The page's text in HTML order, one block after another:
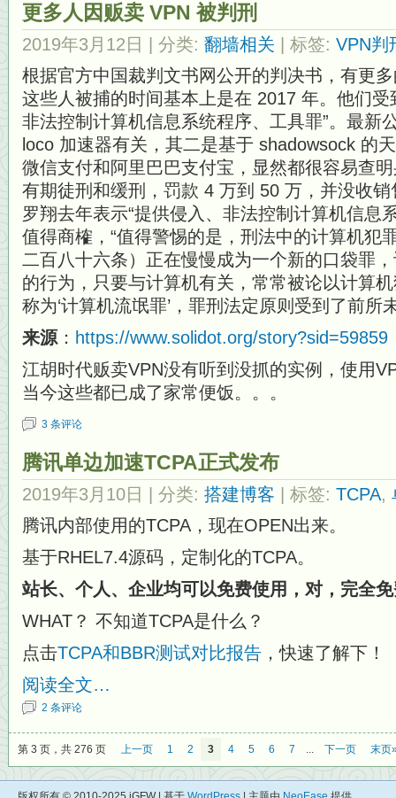
更多人因贩卖 VPN 被判刑
2019年3月12日 | 分类: 翻墙相关 | 标签: VPN判
根据官方中国裁判文书网公开的判决书，有更
这些人被捕的时间基本上是在 2017 年。他们受
非法控制计算机信息系统程序、工具罪”。最新
loco 加速器有关，其二是基于 shadowsock 的
微信支付和阿里巴巴支付宝，显然都很容易查
有期徒刑和缓刑，罚款 4 万到 50 万，并没收
罗翔去年表示“提供侵入、非法控制计算机信息
值得商榷，“值得警惕的是，刑法中的计算机犯
二百八十六条）正在慢慢成为一个新的口袋罪
的行为，只要与计算机有关，常常被论以计算
称为‘计算机流氓罪’，罪刑法定原则受到了前所
来源 ： https://www.solidot.org/story?sid=59859
江胡时代贩卖VPN没有听到没抓的实例，使用
当今这些都已成了家常便饭。。。
3 条评论
腾讯单边加速TCPA正式发布
2019年3月10日 | 分类: 搭建博客 | 标签: TCPA,
腾讯内部使用的TCPA，现在OPEN出来。
基于RHEL7.4源码，定制化的TCPA。
站长、个人、企业均可以免费使用，对，完全
WHAT？ 不知道TCPA是什么？
点击TCPA和BBR测试对比报告 ，快速了解下！
阅读全文…
2 条评论
第 3 页，共 276 页 上一页 1 2 3 4 5 6 7 ... 下一页 末页